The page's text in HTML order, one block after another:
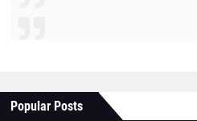
Popular Posts